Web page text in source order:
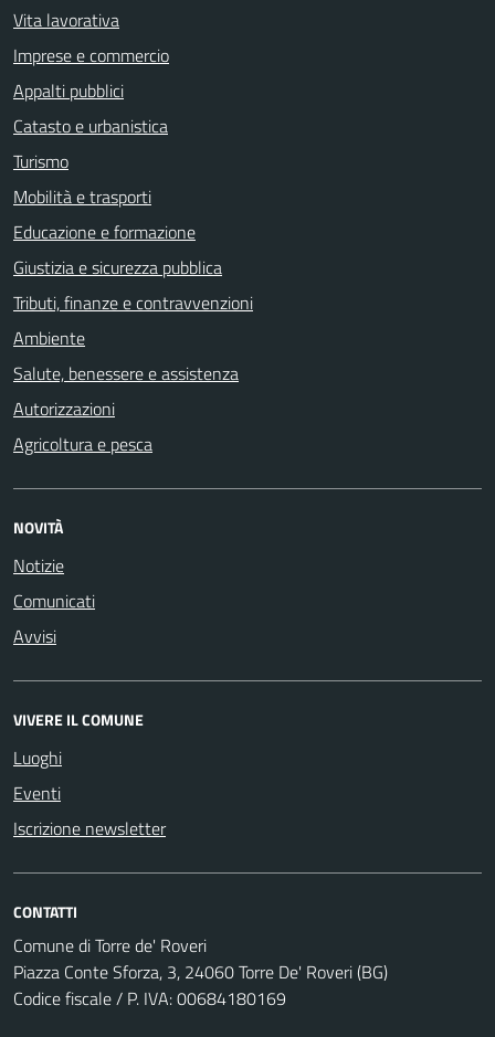
Vita lavorativa
Imprese e commercio
Appalti pubblici
Catasto e urbanistica
Turismo
Mobilità e trasporti
Educazione e formazione
Giustizia e sicurezza pubblica
Tributi, finanze e contravvenzioni
Ambiente
Salute, benessere e assistenza
Autorizzazioni
Agricoltura e pesca
NOVITÀ
Notizie
Comunicati
Avvisi
VIVERE IL COMUNE
Luoghi
Eventi
Iscrizione newsletter
CONTATTI
Comune di Torre de' Roveri
Piazza Conte Sforza, 3, 24060 Torre De' Roveri (BG)
Codice fiscale / P. IVA: 00684180169